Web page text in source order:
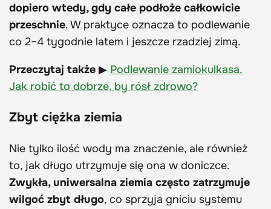
dopiero wtedy, gdy całe podłoże całkowicie
przeschnie. W praktyce oznacza to podlewanie
co 2–4 tygodnie latem i jeszcze rzadziej zimą.
Przeczytaj także ▶ Podlewanie zamiokulkasa.
Jak robić to dobrze, by rósł zdrowo?
Zbyt ciężka ziemia
Nie tylko ilość wody ma znaczenie, ale również
to, jak długo utrzymuje się ona w doniczce.
Zwykła, uniwersalna ziemia często zatrzymuje
wilgoć zbyt długo, co sprzyja gniciu systemu